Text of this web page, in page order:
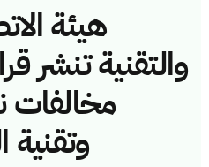
هيئة
والتقنية تنشر
مخالفات